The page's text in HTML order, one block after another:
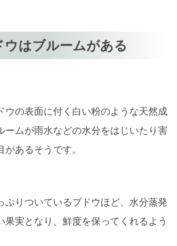
ウはブルームがある
ウの表面に付く白い粉のような天然成
ームが雨水などの水分をはじいたり害
あるそうです。
ぷりついているブドウほど、水分蒸発
果実となり、鮮度を保ってくれるよう